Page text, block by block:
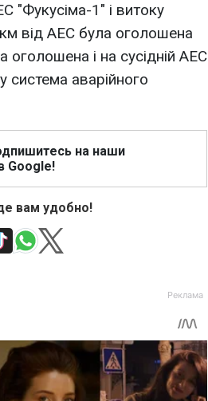
"Фукусіма-1" і витоку
км від АЕС була оголошена
оголошена і на сусідній АЕС
аварійного
на наши
Google!
вам удобно!